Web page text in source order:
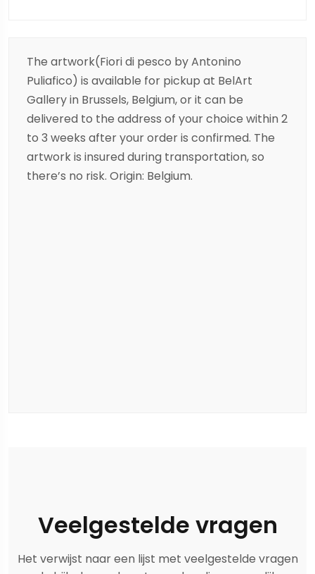
The artwork(Fiori di pesco by Antonino
Puliafico) is available for pickup at BelArt
Gallery in Brussels, Belgium, or it can be
delivered to the address of your choice within 2
to 3 weeks after your order is confirmed. The
artwork is insured during transportation, so
there’s no risk. Origin: Belgium.
Veelgestelde vragen
Het verwijst naar een lijst met veelgestelde vragen